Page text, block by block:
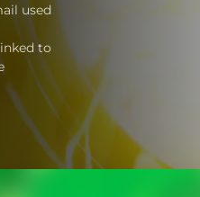
used
to